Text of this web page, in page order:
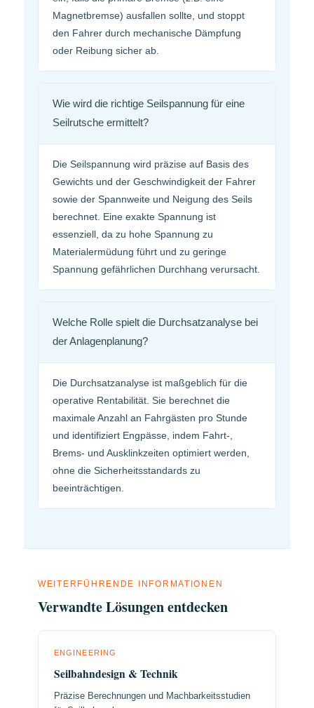
Magnetbremse) ausfallen sollte, und stoppt
den Fahrer durch mechanische Dämpfung
oder Reibung sicher ab.
Wie wird die richtige Seilspannung für eine
Seilrutsche ermittelt?
Die Seilspannung wird präzise auf Basis des
Gewichts und der Geschwindigkeit der Fahrer
sowie der Spannweite und Neigung des Seils
berechnet. Eine exakte Spannung ist
essenziell, da zu hohe Spannung zu
Materialermüdung führt und zu geringe
Spannung gefährlichen Durchhang verursacht.
Welche Rolle spielt die Durchsatzanalyse bei
der Anlagenplanung?
Die Durchsatzanalyse ist maßgeblich für die
operative Rentabilität. Sie berechnet die
maximale Anzahl an Fahrgästen pro Stunde
und identifiziert Engpässe, indem Fahrt-,
Brems- und Ausklinkzeiten optimiert werden,
ohne die Sicherheitsstandards zu
beeinträchtigen.
WEITERFÜHRENDE INFORMATIONEN
Verwandte Lösungen entdecken
ENGINEERING
Seilbahndesign & Technik
Präzise Berechnungen und Machbarkeitsstudien